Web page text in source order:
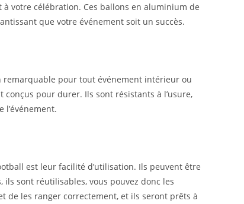
votre célébration. Ces ballons en aluminium de
que votre événement soit un succès.
remarquable pour tout événement intérieur ou
pour durer. Ils sont résistants à l’usure,
l’événement.
est leur facilité d’utilisation. Ils peuvent être
ils sont réutilisables, vous pouvez donc les
de les ranger correctement, et ils seront prêts à